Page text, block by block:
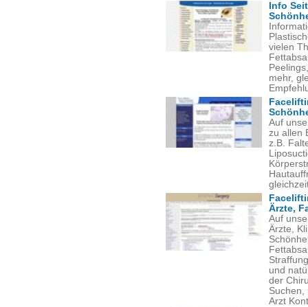
Info
vielen
mehr,
Auf
zu allen
z.B.
Ärzte,
Auf
Ärzte,
und
der
Suchen,
Arzt